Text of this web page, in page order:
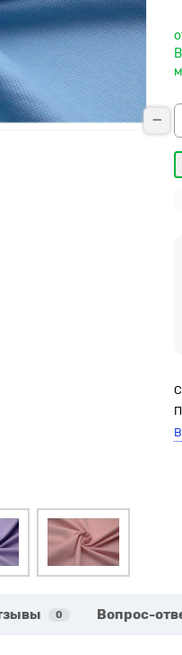
0 Вопрос-